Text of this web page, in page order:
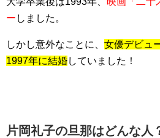
ー しました。
しかし意外なことに、 女優デビュ
1997年に結婚していました！
片岡礼子の旦那はどんな人